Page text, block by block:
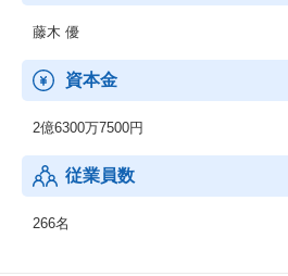
藤木 優
資本金
2億6300万7500円
従業員数
266名